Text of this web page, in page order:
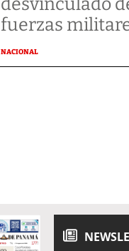
fuerzas
NACIONAL